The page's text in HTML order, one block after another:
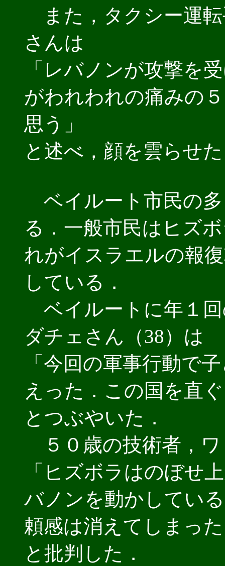
また，タクシー運
さんは
「レバノンが攻撃を
がわれわれの痛みの
思う」
と述べ，顔を雲らせ
ベイルート市民の
る．一般市民はヒズ
れがイスラエルの報
している．
ベイルートに年１
ダチェさん（38）は
「今回の軍事行動で
えった．この国を直
とつぶやいた．
５０歳の技術者，
「ヒズボラはのぼせ
バノンを動かしてい
頼感は消えてしまっ
と批判した．